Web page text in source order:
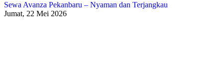
Sewa Avanza Pekanbaru – Nyaman dan Terjangkau
Jumat, 22 Mei 2026